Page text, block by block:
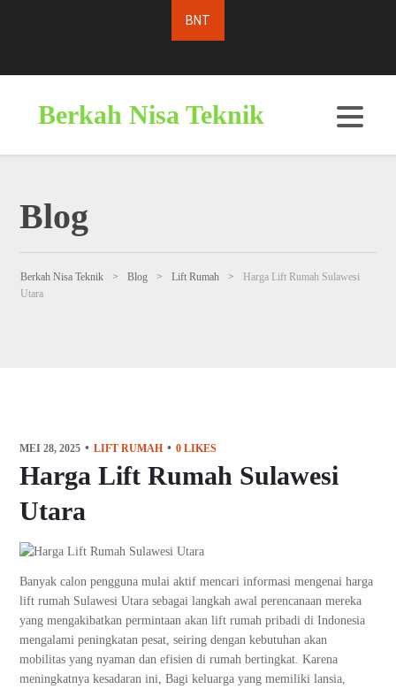
Berkah Nisa Teknik
Blog
Berkah Nisa Teknik > Blog > Lift Rumah >
Harga Lift Rumah Sulawesi
Utara
MEI 28, 2025 LIFT RUMAH 0 LIKES
Harga Lift Rumah Sulawesi
Utara
Banyak calon pengguna mulai aktif mencari informasi mengenai harga
lift rumah Sulawesi Utara sebagai langkah awal perencanaan mereka
yang mengakibatkan permintaan akan lift rumah pribadi di Indonesia
mengalami peningkatan pesat, seiring dengan kebutuhan akan
mobilitas yang nyaman dan efisien di rumah bertingkat. Karena
meningkatnya kesadaran ini, Bagi keluarga yang memiliki lansia,